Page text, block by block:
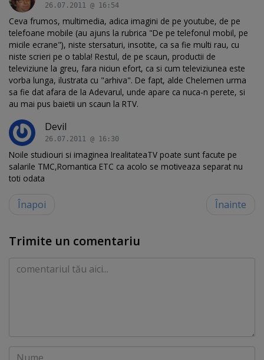
26.07.2011 @ 16:54
Ceva frumos, multimedia, adica imagini de pe youtube, de pe
telefoane mobile (au ajuns la rubrica "De pe telefonul mobil, pe
micile ecrane"), niste stersaturi, insotite, ca sa fie multi rau, cu
niste scrieri pe o tabla! Restul, de pe scaun, productii de
televiziune la greu, fara niciun efort, ca si cum televiziunea este
vorba lunga, ilustrata cu "arhiva". De fapt, alde Chelemen urma
sa fie dat afara de la Adevarul, unde apare ca nuca-n perete, si
au mai pus baietii un scaun la RTV.
Devil
26.07.2011 @ 16:30
Noile studiouri si imaginea IrealitateaTV poate sunt facute pe
salarile TMC,Romantica ETC ca acolo se motiveaza separat nu
toti odata
Înapoi Înainte
Trimite un comentariu
Comentariu
Nume